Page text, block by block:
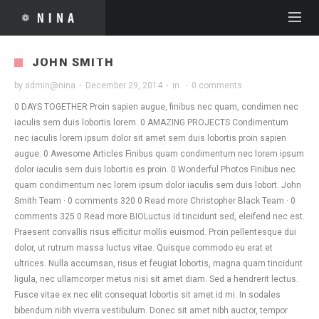
JOHN SMITH
by admin@nina · December 29, 2014 · in · 0 comments
0 DAYS TOGETHER Proin sapien augue, finibus nec quam, condimen nec
iaculis sem duis lobortis lorem. 0 AMAZING PROJECTS Condimentum
nec iaculis lorem ipsum dolor sit amet sem duis lobortis proin sapien
augue. 0 Awesome Articles Finibus quam condimentum nec lorem ipsum
dolor iaculis sem duis lobortis es proin. 0 Wonderful Photos Finibus nec
quam condimentum nec lorem ipsum dolor iaculis sem duis lobort. John
Smith Team · 0 comments 320 0 Read more Christopher Black Team · 0
comments 325 0 Read more BIOLuctus id tincidunt sed, eleifend nec est.
Praesent convallis risus efficitur mollis euismod. Proin pellentesque dui
dolor, ut rutrum massa luctus vitae. Quisque commodo eu erat et
ultrices. Nulla accumsan, risus et feugiat lobortis, magna quam tincidunt
ligula, nec ullamcorper metus nisi sit amet diam. Sed a hendrerit lectus.
Fusce vitae ex nec elit consequat lobortis sit amet id mi. In sodales
bibendum nibh viverra vestibulum. Donec sit amet nibh auctor, tempor